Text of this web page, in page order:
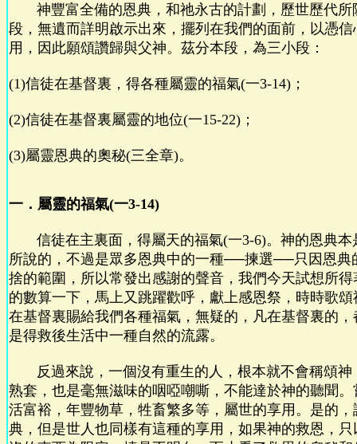
神豐富全備的恩典，和祂永古的計劃，歷世歷代所
段，無遺而詳明啟示出來，擺列在我們的面前，以憑
用，因此願頌讚歸與父神。茲分本段，為三小段：
(1)信徒在基督裏，得各種屬靈的福氣(一3-14)；
(2)信徒在基督裏屬靈的地位(一15-22)；
(3)屬靈恩典的奧秘(三全章)。
一．屬靈的福氣(一3-14)
信徒在主裏面，得屬天的福氣(一3-6)。神的恩典本
所說的，不過是眾多恩典中的一種──揀選──只因恩典
捨的範圍，所以常發出感謝的聲音，我們今天試想所
的數算一下，馬上又跳躍歡呼，獻上感恩祭，時時歌
在基督裏賜給我們各種福氣，無疑的，凡在基督裏的
是得救後生活中一種自然的流露。
反過來說，一個沒有重生的人，根本就不會稱頌神
熟套，也是毫無滋味的咽啞嘲嘶，不能達於神的聽聞
活富裕，年豐物草，牲畜繁多等，屬世的享用。是的
典，但是世人也同樣有這種的享用，如果神的救恩，